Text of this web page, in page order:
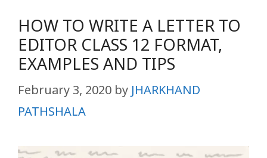
HOW TO WRITE A LETTER TO
EDITOR CLASS 12 FORMAT,
EXAMPLES AND TIPS
February 3, 2020 by JHARKHAND
PATHSHALA